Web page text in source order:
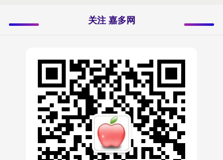
关注 嘉多网